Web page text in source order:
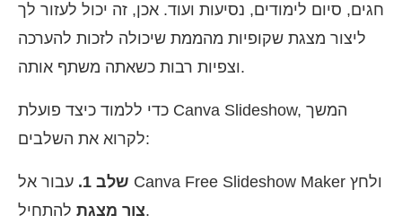
חגים, סיום לימודים, נסיעות ועוד. אכן, זה יכול לעזור לך
ליצור מצגת שקופיות מהממת שיכולה לזכות להערכה
וצפיות רבות כשאתה משתף אותה.
כדי ללמוד כיצד פועלת Canva Slideshow, המשך
לקרוא את השלבים:
שלב 1.
עבור אל Canva Free Slideshow Maker ולחץ
צור מצגתלהתחיל.